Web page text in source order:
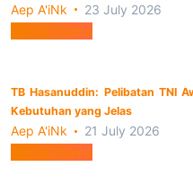
Aep A'iNk 23 July 2026
Berita Utama
TB Hasanuddin: Pelibatan TNI
Kebutuhan yang Jelas
Aep A'iNk 21 July 2026
Berita Utama